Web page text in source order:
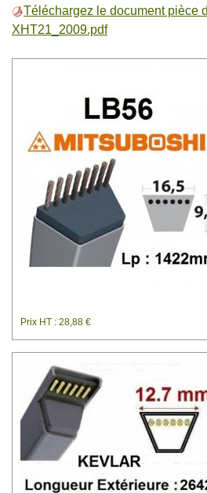
Téléchargez le document pièce
XHT21_2009.pdf
Prix HT : 28,88 €